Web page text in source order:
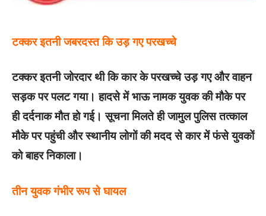
टक्कर इतनी जबरदस्त कि उड़ गए परखच्चे
टक्कर इतनी जोरदार थी कि कार के परखच्चे उड़ गए और वाहन
सड़क पर पलट गया। हादसे में भाऊ नामक युवक की मौके पर
ही दर्दनाक मौत हो गई। सूचना मिलते ही जामुल पुलिस तत्काल
मौके पर पहुंची और स्थानीय लोगों की मदद से कार में फंसे युवकों
को बाहर निकाला।
तीन युवक गंभीर रूप से घायल